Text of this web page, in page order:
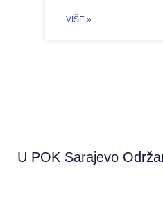
VIŠE »
U POK Sarajevo